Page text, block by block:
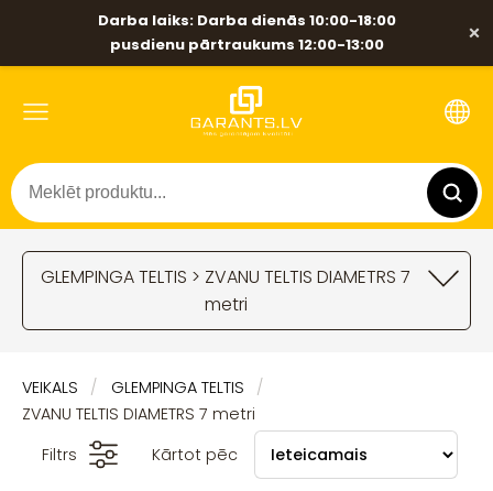
Darba laiks: Darba dienās 10:00-18:00
pusdienu pārtraukums 12:00-13:00
×
GLEMPINGA TELTIS > ZVANU TELTIS DIAMETRS 7
metri
VEIKALS
GLEMPINGA TELTIS
ZVANU TELTIS DIAMETRS 7 metri
Filtrs
Kārtot pēc